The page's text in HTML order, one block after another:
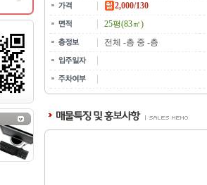
2,000/130
25평(83㎡)
전체 -층 중 -층